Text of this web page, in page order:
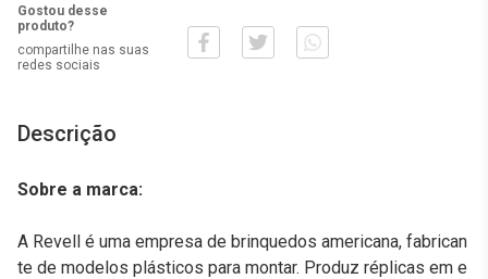
Gostou desse
produto?
compartilhe nas suas
redes sociais
Descrição
Sobre a marca:
A Revell é uma empresa de brinquedos americana, fabrican
te de modelos plásticos para montar. Produz réplicas em e